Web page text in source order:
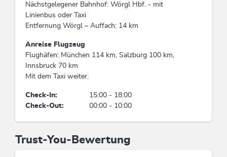
Nächstgelegener Bahnhof: Wörgl Hbf. - mit
Linienbus oder Taxi
Entfernung Wörgl – Auffach: 14 km
Anreise Flugzeug
Flughäfen: München 114 km, Salzburg 100 km,
Innsbruck 70 km
Mit dem Taxi weiter.
Check-In:
15:00 - 18:00
Check-Out:
00:00 - 10:00
Trust-You-Bewertung